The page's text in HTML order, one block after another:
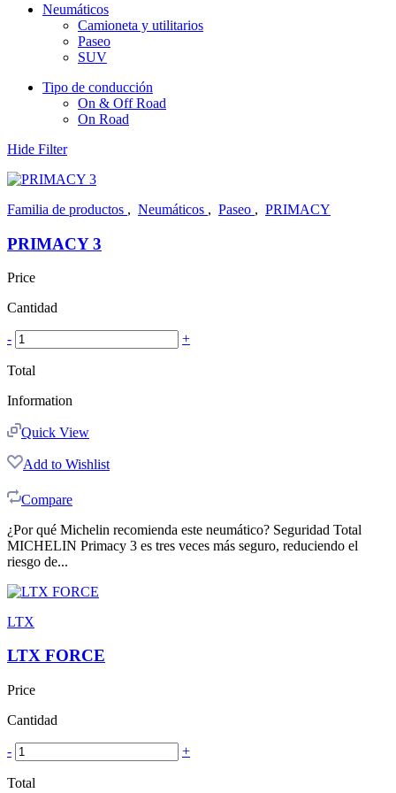
Neumáticos
Camioneta y utilitarios
Paseo
SUV
Tipo de conducción
On & Off Road
On Road
Hide Filter
Familia de productos , Neumáticos , Paseo , PRIMACY
PRIMACY 3
Price
Cantidad
- +
Total
Information
Quick View
Add to Wishlist
Compare
¿Por qué Michelin recomienda este neumático? Seguridad Total
MICHELIN Primacy 3 es tres veces más seguro, reduciendo el
riesgo de...
LTX
LTX FORCE
Price
Cantidad
- +
Total